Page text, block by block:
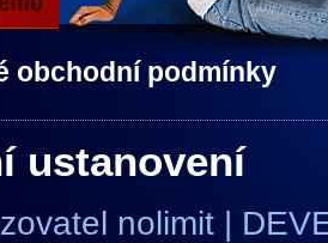
obchodní podmínky
ustanovení
nolimit |